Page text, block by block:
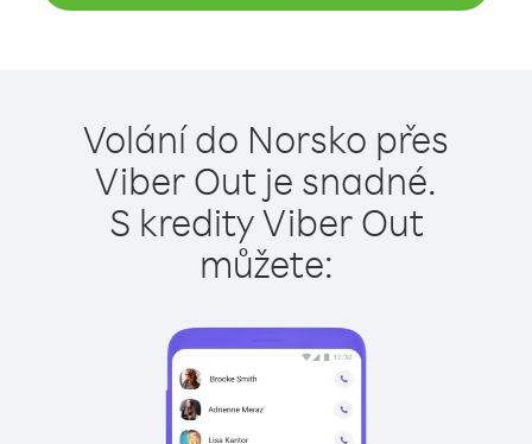
Volání do Norsko přes
Viber Out je snadné.
S kredity Viber Out
můžete: